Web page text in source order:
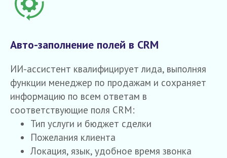
Авто-заполнение полей в CRM
ИИ-ассистент квалифицирует лида, выполняя
функции менеджер по продажам и сохраняет
информацию по всем ответам в
соответствующие поля CRM:
Тип услуги и бюджет сделки
Пожелания клиента
Локация, язык, удобное время звонка